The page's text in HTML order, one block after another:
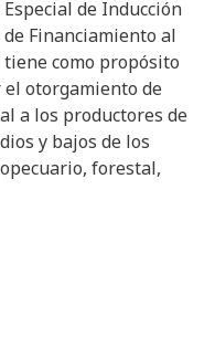
de Inducción
Financiamiento al
como propósito
otorgamiento de
a los productores de
y bajos de los
forestal,